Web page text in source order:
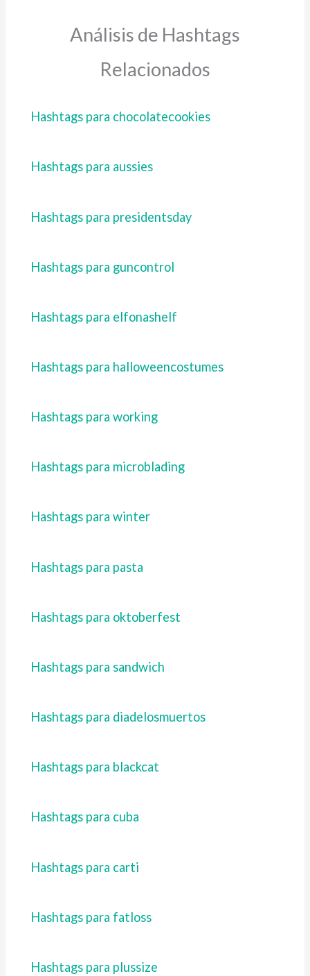
Análisis de Hashtags
Relacionados
Hashtags para chocolatecookies
Hashtags para aussies
Hashtags para presidentsday
Hashtags para guncontrol
Hashtags para elfonashelf
Hashtags para halloweencostumes
Hashtags para working
Hashtags para microblading
Hashtags para winter
Hashtags para pasta
Hashtags para oktoberfest
Hashtags para sandwich
Hashtags para diadelosmuertos
Hashtags para blackcat
Hashtags para cuba
Hashtags para carti
Hashtags para fatloss
Hashtags para plussize